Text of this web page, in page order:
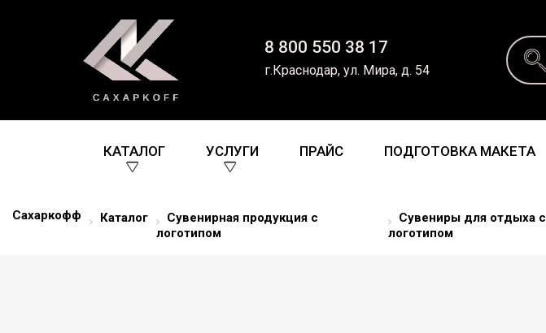
8 800 550 38 17
г.Краснодар, ул. Мира, д. 54
КАТАЛОГ УСЛУГИ ПРАЙС ПОДГОТОВКА МАКЕТА
Сахаркофф Каталог
Сувенирная продукция с
логотипом
Сувениры для отдыха с
логотипом